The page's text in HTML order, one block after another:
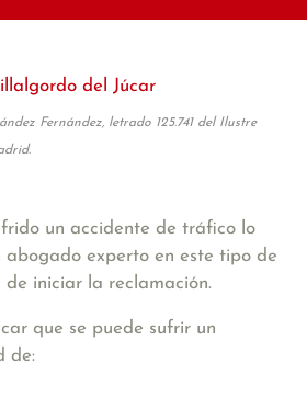
del Júcar
Fernández, letrado 125.741 del Ilustre
un accidente de tráfico lo
abogado experto en este tipo de
iniciar la reclamación.
que se puede sufrir un
de: